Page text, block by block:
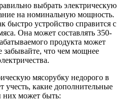
выбрать электрическую
на номинальную мощность.
быстро устройство справится с
Она может составлять 350-
продукта может
забывайте, что чем мощнее
мясорубку недорого в
учесть, какие дополнительные
них может быть: